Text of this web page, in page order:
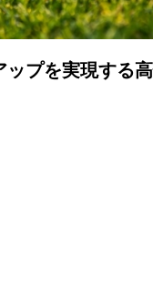
プを実現する